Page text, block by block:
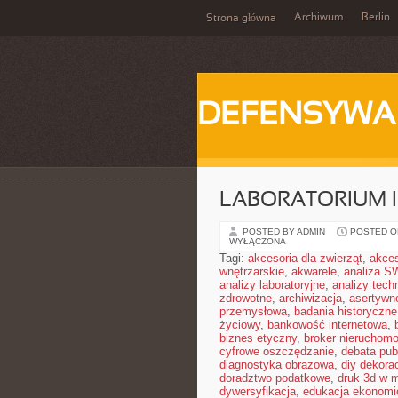
Strona główna Archiwum Berlin
DEFENSYWA
LABORATORIUM
POSTED BY ADMIN POSTED
WYŁĄCZONA
Tagi: akcesoria dla zwierząt,
wnętrzarskie, akwarele, analiza
analizy laboratoryjne, analizy
zdrowotne, archiwizacja,
przemysłowa, badania historyczne
życiowy, bankowość internetowa,
biznes etyczny, broker
cyfrowe oszczędzanie, debata
diagnostyka obrazowa, diy
doradztwo podatkowe, druk 3d w
dywersyfikacja, edukacja